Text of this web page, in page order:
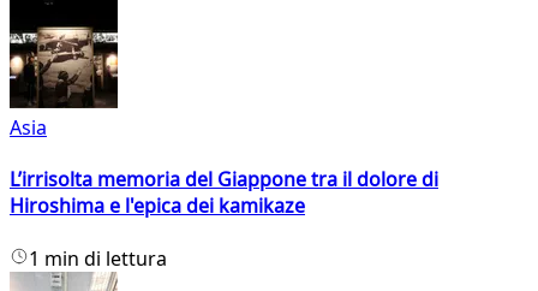
Asia
L’irrisolta memoria del Giappone tra il dolore di
Hiroshima e l'epica dei kamikaze
1 min di lettura